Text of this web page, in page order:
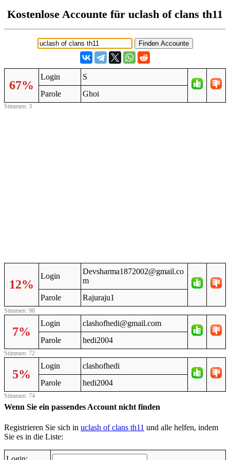
Kostenlose Accounte für uclash of clans th11
67%
Login
S
Parole
Ghoi
Stimmen: 3
12%
Login
Devsharma1872002@gmail.co
m
Parole
Rajuraju1
Stimmen: 98
7%
Login
clashofhedi@gmail.com
Parole
hedi2004
Stimmen: 72
5%
Login
clashofhedi
Parole
hedi2004
Stimmen: 74
Wenn Sie ein passendes Account nicht finden
Registrieren Sie sich in uclash of clans th11 und alle helfen, indem
Sie es in die Liste: